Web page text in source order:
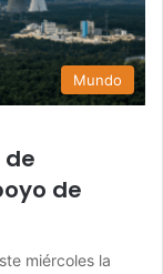
Mundo
de
miércoles la